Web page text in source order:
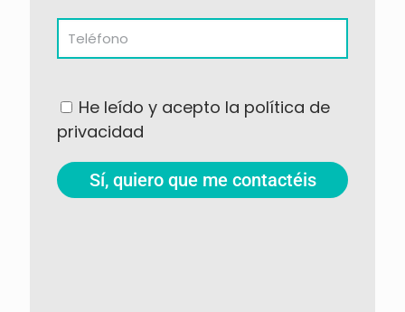
He leído y acepto la política de
privacidad
Sí, quiero que me contactéis